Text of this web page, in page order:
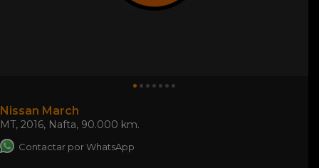
Nissan March
MT, 2016, Nafta, 90.000 km.
Contactar por WhatsApp